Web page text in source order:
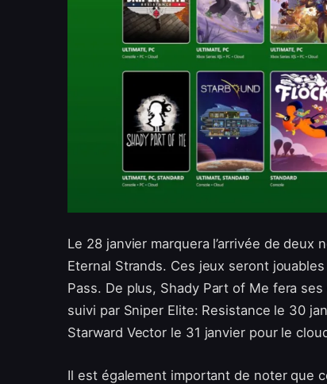
Le 28 janvier marquera l’arrivée de
Eternal Strands. Ces jeux seront
Pass. De plus, Shady Part of Me fera
suivi par Sniper Elite: Resistance le 30
Starward Vector le 31 janvier pour le
Il est également important de noter que